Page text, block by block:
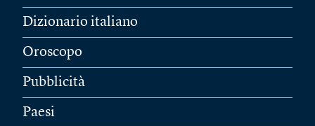
Dizionario italiano
Oroscopo
Pubblicità
Paesi